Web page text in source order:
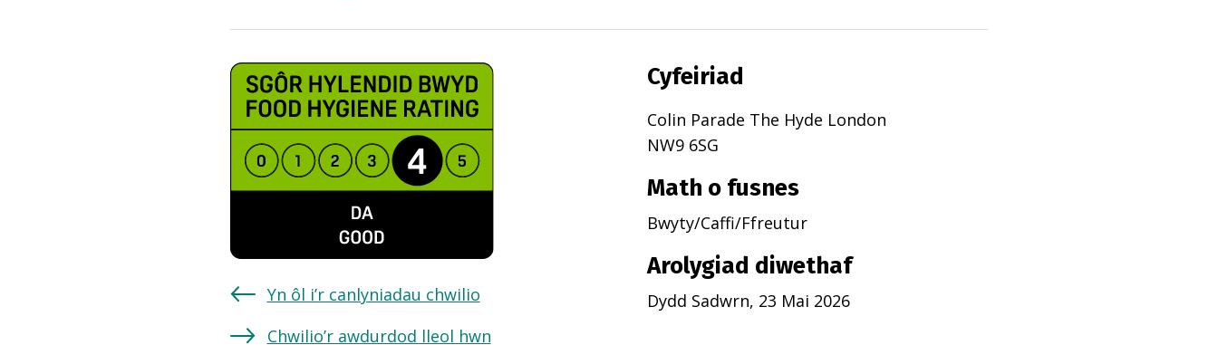
Yn ôl i’r canlyniadau chwilio
Chwilio’r awdurdod lleol hwn
Cyfeiriad
Colin Parade The Hyde London
NW9 6SG
Math o fusnes
Bwyty/Caffi/Ffreutur
Arolygiad diwethaf
Dydd Sadwrn, 23 Mai 2026